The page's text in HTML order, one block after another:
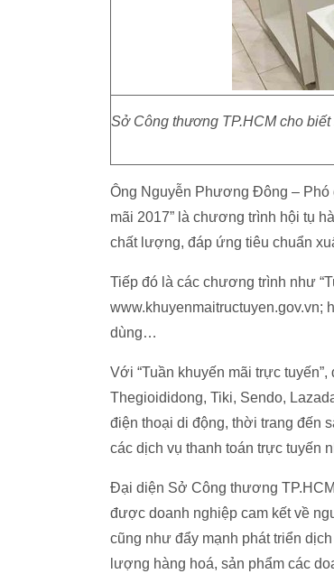
Sở Công thương TP.HCM cho
Ông Nguyễn Phương Đông – Phó
mãi 2017” là chương trình hội tụ
chất lượng, đáp ứng tiêu chuẩn
Tiếp đó là các chương trình như
www.khuyenmaitructuyen.gov.vn;
dùng…
Với “Tuần khuyến mãi trực
Thegioididong, Tiki, Sendo,
điện thoại di động, thời trang đến
các dịch vụ thanh toán trực tuyến
Đại diện Sở Công thương
được doanh nghiệp cam kết về
cũng như đẩy mạnh phát triển
lượng hàng hoá, sản phẩm các